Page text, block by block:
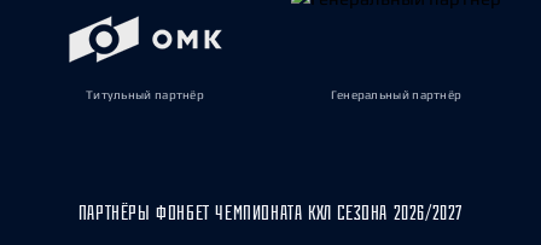
Титульный партнёр Генеральный партнёр
ПАРТНЁРЫ ФОНБЕТ ЧЕМПИОНАТА КХЛ СЕЗОНА 2026/2027